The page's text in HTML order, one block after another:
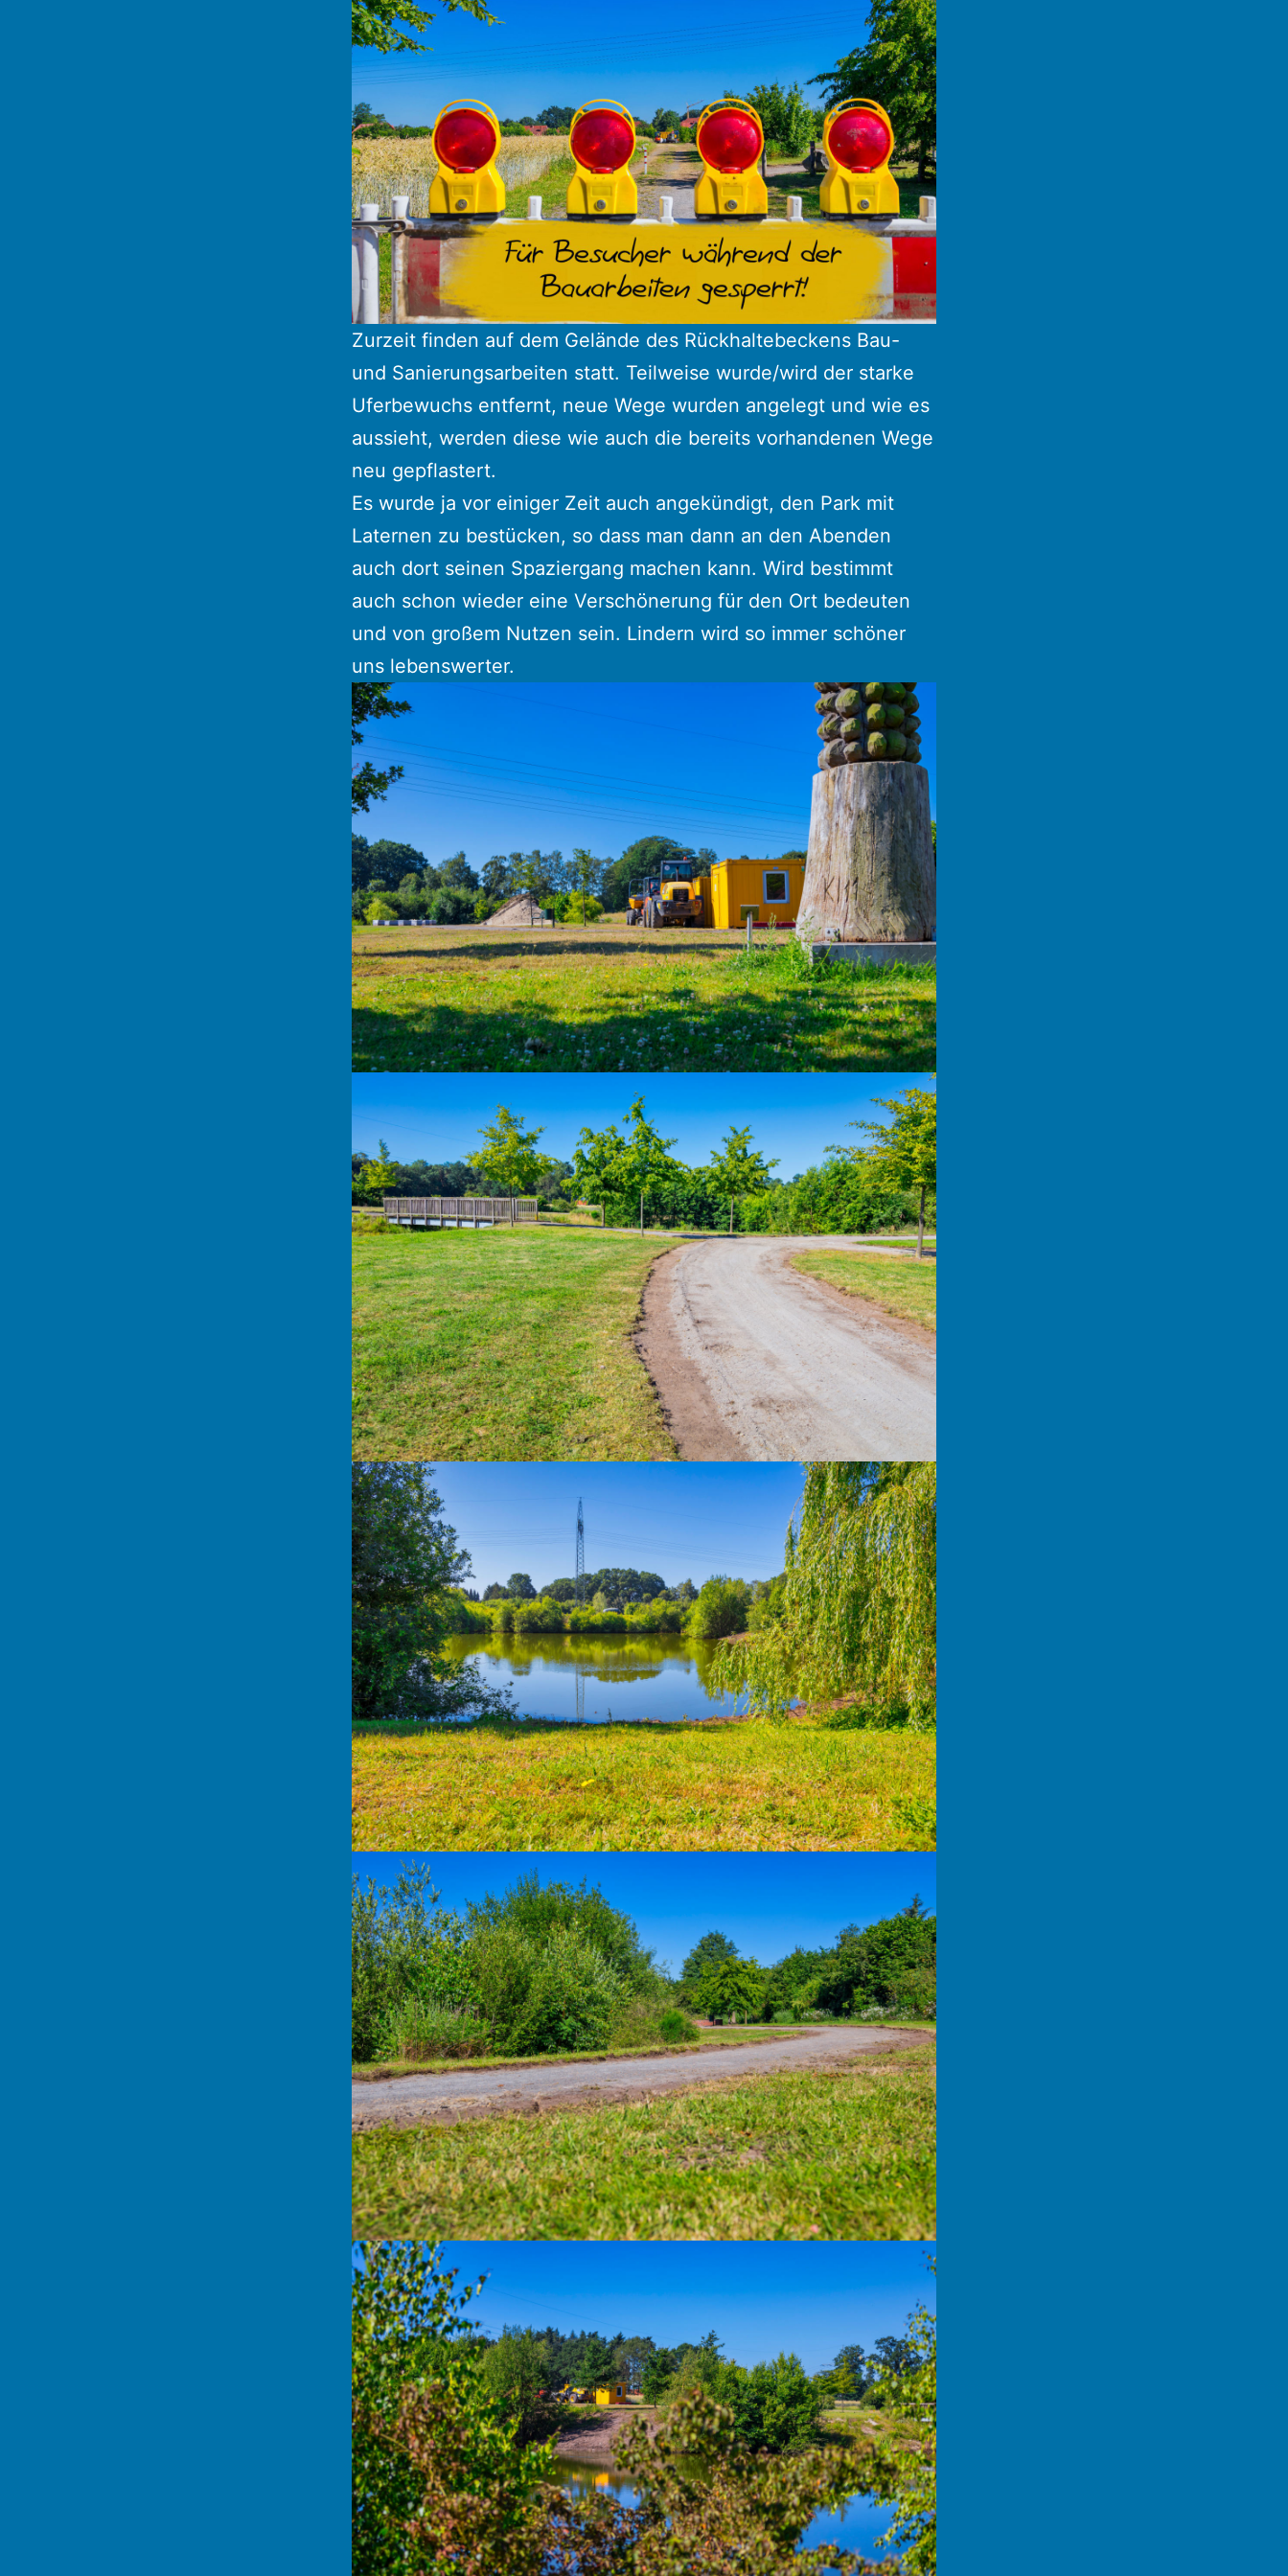
Zurzeit finden auf dem Gelände des Rückhaltebeckens Bau-
und Sanierungsarbeiten statt. Teilweise wurde/wird der starke
Uferbewuchs entfernt, neue Wege wurden angelegt und wie es
aussieht, werden diese wie auch die bereits vorhandenen Wege
neu gepflastert.
Es wurde ja vor einiger Zeit auch angekündigt, den Park mit
Laternen zu bestücken, so dass man dann an den Abenden
auch dort seinen Spaziergang machen kann. Wird bestimmt
auch schon wieder eine Verschönerung für den Ort bedeuten
und von großem Nutzen sein. Lindern wird so immer schöner
uns lebenswerter.